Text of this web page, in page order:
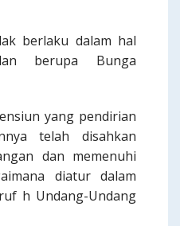
berlaku dalam hal
berupa Bunga
yang pendirian
telah disahkan
dan memenuhi
diatur dalam
h Undang-Undang